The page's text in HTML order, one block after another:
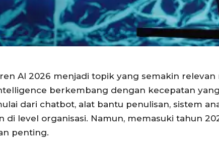
AI 2026 menjadi topik yang semakin
berkembang dengan kecepatan
dari chatbot, alat bantu penulisan, sistem
di level organisasi. Namun, memasuki tahun
penting.